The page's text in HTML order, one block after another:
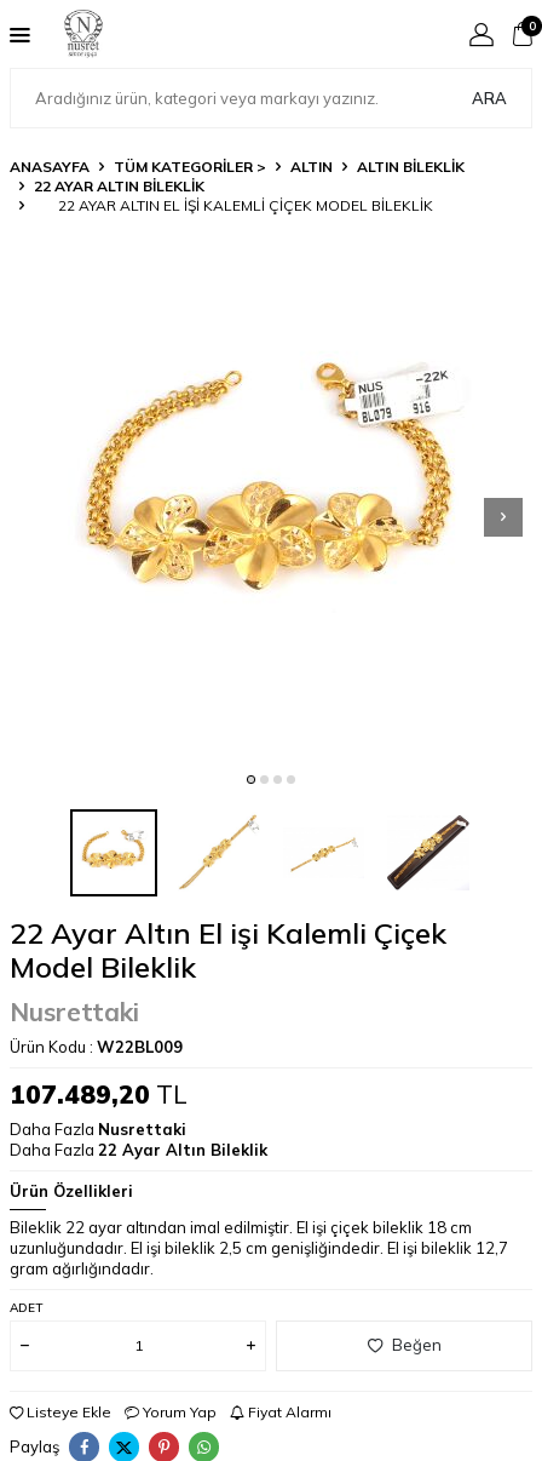
ARA
0
ANASAYFA TÜM KATEGORİLER > ALTIN
ALTIN BILEKLIK
22 AYAR ALTIN BILEKLIK
22 AYAR ALTIN EL IŞI KALEMLI ÇIÇEK MODEL BILEKLIK
22 Ayar Altın El işi Kalemli Çiçek
Model Bileklik
Nusrettaki
Ürün Kodu : W22BL009
107.489,20 TL
Daha Fazla Nusrettaki
Daha Fazla 22 Ayar Altın Bileklik
Ürün Özellikleri
Bileklik 22 ayar altından imal edilmiştir. El işi çiçek bileklik 18 cm
uzunluğundadır. El işi bileklik 2,5 cm genişliğindedir. El işi bileklik 12,7
gram ağırlığındadır.
ADET
Beğen
Listeye Ekle Yorum Yap Fiyat Alarmı
Paylaş